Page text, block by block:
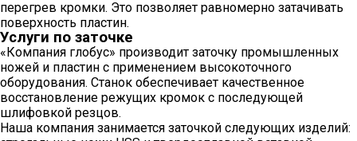
перегрев кромки. Это позволяет равномерно затачивать
поверхность пластин.
Услуги по заточке
«Компания глобус» производит заточку промышленных
ножей и пластин с применением высокоточного
оборудования. Станок обеспечивает качественное
восстановление режущих кромок с последующей
шлифовкой резцов.
Наша компания занимается заточкой следующих изделий: